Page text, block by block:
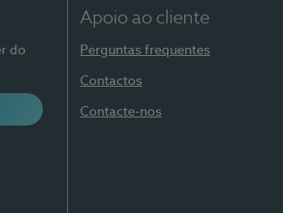
do
Apoio ao cliente
Perguntas frequentes
Contactos
Contacte-nos